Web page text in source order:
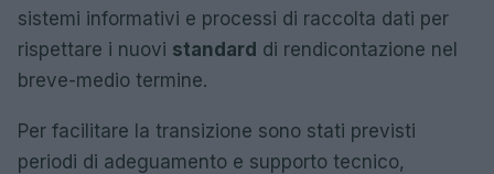
sistemi informativi e processi di raccolta dati per
rispettare i nuovi standard di rendicontazione nel
breve-medio termine.
Per facilitare la transizione sono stati previsti
periodi di adeguamento e supporto tecnico,